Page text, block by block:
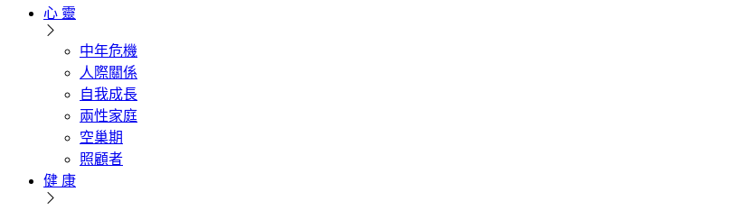
心 靈
中年危機
人際關係
自我成長
兩性家庭
空巢期
照顧者
健 康